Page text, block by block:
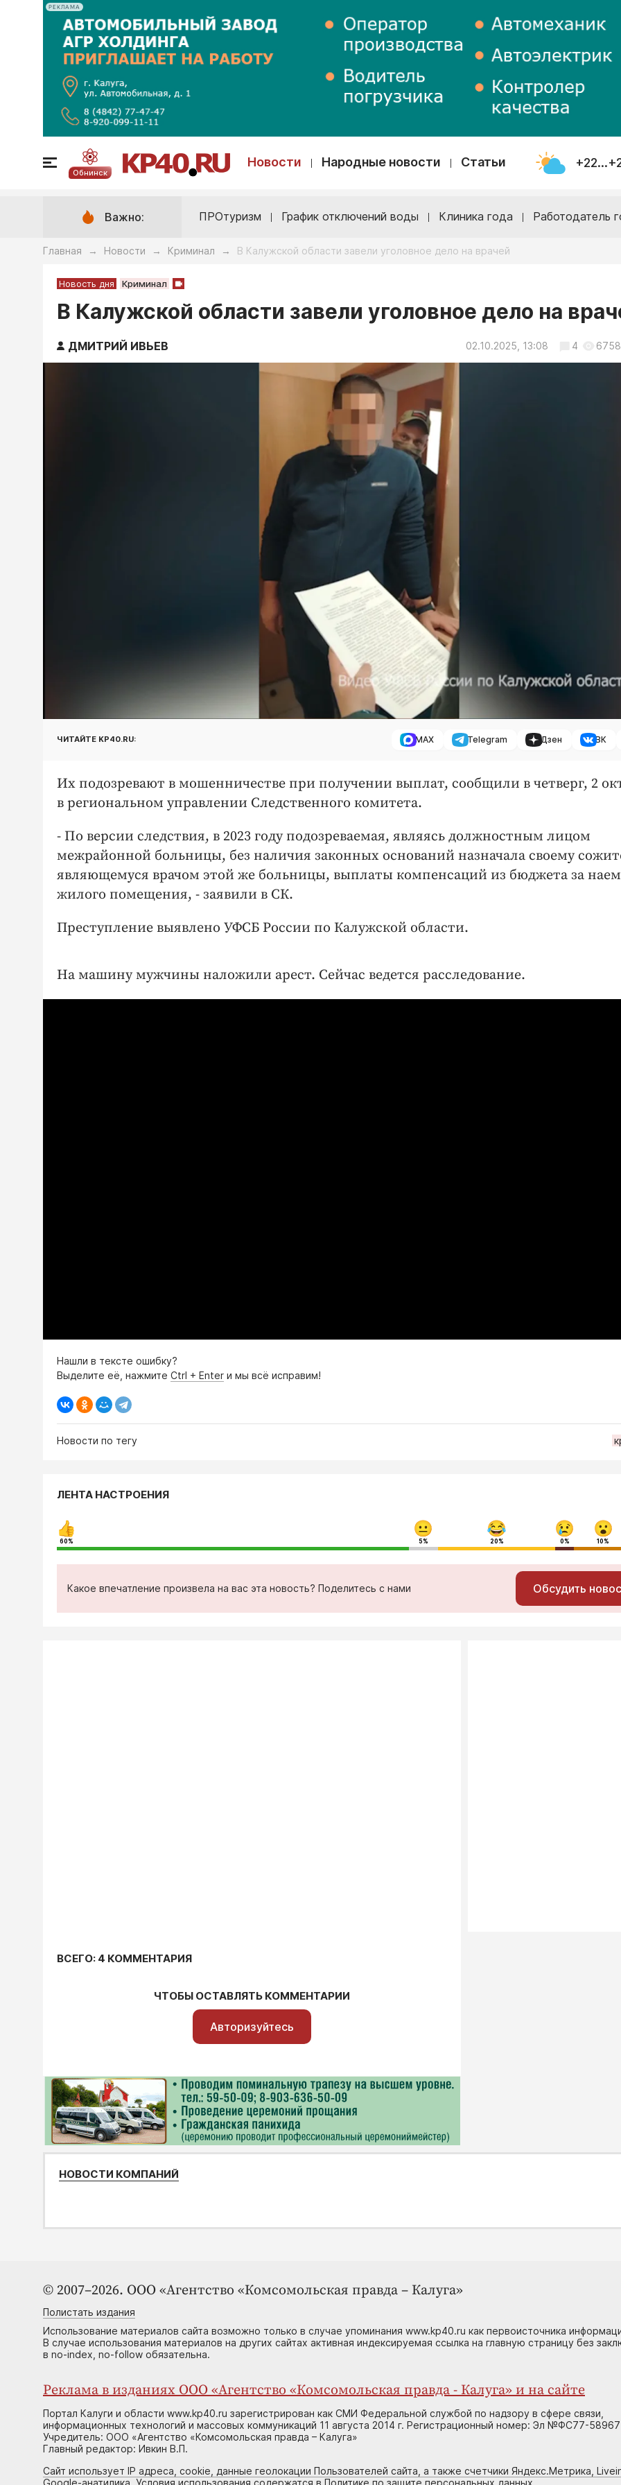
РЕКЛАМА
Обнинск
Новости Народные новости Статьи
Важно: ПРОтуризм График отключений воды Клиника года Работодатель
Главная → Новости → Криминал → В Калужской области завели уголовное дело на врачей
Новость дня Криминал
В Калужской области завели уголовное дело на
ДМИТРИЙ ИВЬЕВ 02.10.2025, 13:08 4 6758
ЧИТАЙТЕ KP40.RU: MAX Telegram Дзен ВК
Их подозревают в мошенничестве при получении выплат, сообщили в четверг, 2
в региональном управлении Следственного комитета.
- По версии следствия, в 2023 году подозреваемая, являясь должностным лицом
межрайонной больницы, без наличия законных оснований назначала своему
являющемуся врачом этой же больницы, выплаты компенсаций из бюджета за наем
жилого помещения, - заявили в СК.
Преступление выявлено УФСБ России по Калужской области.
На машину мужчины наложили арест. Сейчас ведется расследование.
Нашли в тексте ошибку?
Выделите её, нажмите Ctrl + Enter и мы всё исправим!
Новости по тегу
ЛЕНТА НАСТРОЕНИЯ
60% 5% 20% 0% 10%
Какое впечатление произвела на вас эта новость? Поделитесь с нами Обсудить
ВСЕГО: 4 КОММЕНТАРИЯ
ЧТОБЫ ОСТАВЛЯТЬ КОММЕНТАРИИ
Авторизуйтесь
НОВОСТИ КОМПАНИЙ
© 2007–2026. ООО «Агентство «Комсомольская правда – Калуга»
Полистать издания
Использование материалов сайта возможно только в случае упоминания www.kp40.ru как первоисточника
В случае использования материалов на других сайтах активная индексируемая ссылка на главную страницу без
в no-index, no-follow обязательна.
Реклама в изданиях ООО «Агентство «Комсомольская правда - Калуга» и на сайте
Портал Калуги и области www.kp40.ru зарегистрирован как СМИ Федеральной службой по надзору в сфере связи,
информационных технологий и массовых коммуникаций 11 августа 2014 г. Регистрационный номер: Эл №ФС77-58967
Учредитель: ООО «Агентство «Комсомольская правда – Калуга»
Главный редактор: Ивкин В.П.
Сайт использует IP адреса, cookie, данные геолокации Пользователей сайта, а также счетчики Яндекс.Метрика,
Google-анатилика. Условия использования содержатся в Политике по защите персональных данных.